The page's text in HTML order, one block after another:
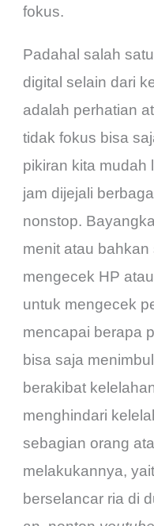
fokus.
Padahal salah
digital selain dari
adalah perhatian
tidak fokus bisa
pikiran kita mudah
jam dijejali
nonstop.
menit atau
mengecek HP
untuk mengecek
mencapai berapa
bisa saja
berakibat
menghindari
sebagian orang
melakukannya,
berselancar ria di